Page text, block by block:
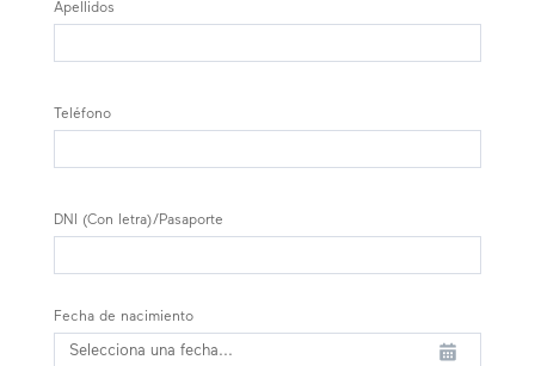
Apellidos
Teléfono
DNI (Con letra)/Pasaporte
Fecha de nacimiento